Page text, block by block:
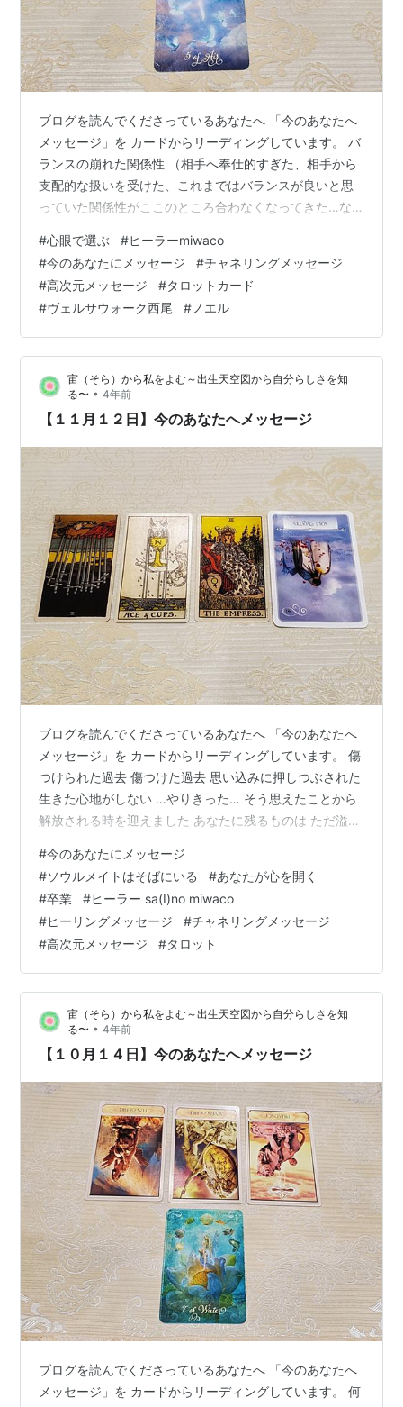
ブログを読んでくださっているあなたへ 「今のあなたへ
メッセージ」を カードからリーディングしています。 バ
ランスの崩れた関係性 （相手へ奉仕的すぎた、相手から
支配的な扱いを受けた、これまではバランスが良いと思
っていた関係性がここのところ合わなくなってきた…な
選択は正しかったようです、なぜなら あなたは心の眼
（心眼）を採用したから 目の前に広がる問題や 物理的な
利益に基づいた選択ではなく あなたの心が指し示した、
素直な 「これがいい」に手を伸ばせた… そうカードはあ
なたを讃えています けれどまだ…状況が良き方向へ進ん
でいるように 感じられない…
#心眼で選ぶ #ヒーラーmiwaco
#今のあなたにメッセージ #チャネリングメッセージ
#高次元メッセージ #タロットカード
#ヴェルサウォーク西尾 # ノエル
宙（そら）から私をよむ～出生天空図から自分らしさを知
る〜 • 4年前
【１１月１２日】今のあなたへメッセージ
ブログを読んでくださっているあなたへ 「今のあなたへ
メッセージ」を カードからリーディングしています。 傷
つけられた過去 傷つけた過去 思い込みに押しつぶされた
生きた心地がしない …やりきった… そう思えたことから
解放される時を迎えました あなたに残るものは ただ溢れ
愛を豊かに実らせる ただ、あなたがそこにいるだけで そ
れが叶う世界に すでに、なっている だからこそ気づいて
ください あなたのそばにすでにいる ソウルメイトの存在
に あなたの心の鍵を持ち 開く準備が整っていると あな
たが心開くだけで 出会いが起こります 二人で築く新しい
世…
#今のあなたにメッセージ
#ソウルメイトはそばにいる #あなたが心を開く
#卒業 #ヒーラー sa(I)no miwaco
#ヒーリングメッセージ #チャネリングメッセージ
#高次元メッセージ #タロット
宙（そら）から私をよむ～出生天空図から自分らしさを知
る〜 • 4年前
【１０月１４日】今のあなたへメッセージ
ブログを読んでくださっているあなたへ 「今のあなたへ
メッセージ」を カードからリーディングしています。 何